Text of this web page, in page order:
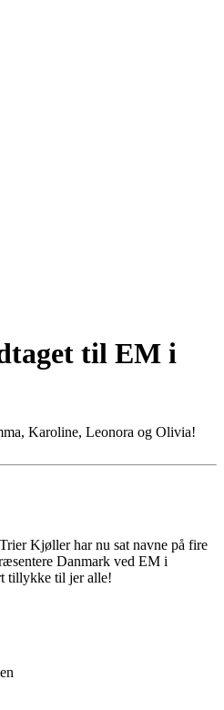
til EM i
Karoline, Leonora og Olivia!
Kjøller har nu sat navne på fire
Danmark ved EM i
tillykke til jer alle!